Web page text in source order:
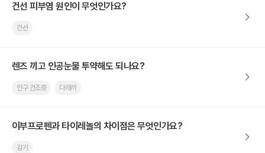
건선 피부염 원인이 무엇인가요?
건선
렌즈 끼고 인공눈물 투약해도 되나요?
안구 건조증 다래끼
이부프로펜과 타이레놀의 차이점은 무엇인가요?
감기